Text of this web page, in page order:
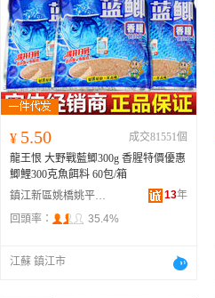
¥ 5.50
成交81551個
龍王恨 大野戰藍鯽300g 香腥特價優惠
鯽鯉300克魚餌料 60包/箱
鎮江新區姚橋姚平漁具店
13年
回頭率：
35.4%
江蘇 鎮江市